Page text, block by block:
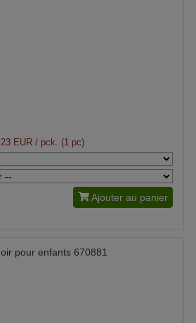
EUR / pck. (1 pc)
Ajouter au panier
pour enfants 670881